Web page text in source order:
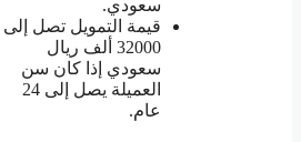
سعودي.
قيمة التمويل تصل إلى
32000 ألف ريال
سعودي إذا كان سن
العميلة يصل إلى 24
عام.